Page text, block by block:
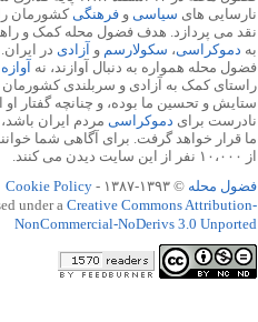
نارسایی های سیاسی و فرهنگیکشورمان را
نقد می پردازد. هدف فضول محله کمک و
به دموکراسی، سکولارسم و آزادی در
فضول محله همواره به دنبال آوازند، نه
راستای کمک به آزادی و سربلندی
ستایش و تحسین ما بوده، و چنانچه گفتار
نادرست برای دموکراسی مردم ایران
ما قرار خواهد گرفت. برای آگاهی شما
از ۱۰،۰۰۰ نفر از این سایت دیدن می کنند.
فضول محله © ۱۳۹۳-۱۳۸۷ -
Cookie Policy
under a Creative Commons Attribution-
NonCommercial-NoDerivs 3.0 Unported